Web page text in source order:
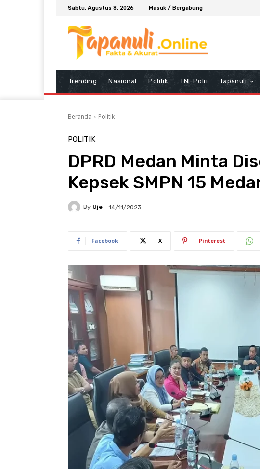
Sabtu, Agustus 8, 2026 Masuk / Bergabung
Trending Nasional Politik TNI-Polri Tapanuli
Beranda Politik
POLITIK
DPRD Medan Minta
Kepsek SMPN 15
By Uje 14/11/2023
Facebook X Pinterest